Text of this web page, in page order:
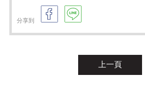
分享到
上一頁